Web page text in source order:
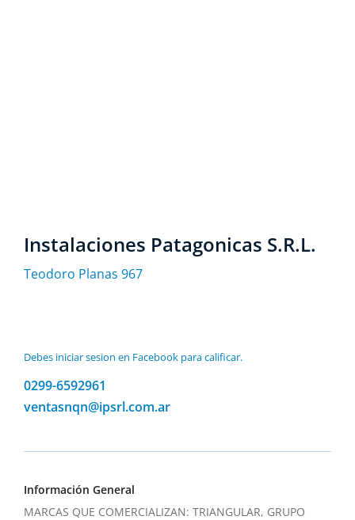
Instalaciones Patagonicas S.R.L.
Teodoro Planas 967
Debes iniciar sesion en Facebook para calificar.
0299-6592961
ventasnqn@ipsrl.com.ar
Información General
MARCAS QUE COMERCIALIZAN: TRIANGULAR, GRUPO